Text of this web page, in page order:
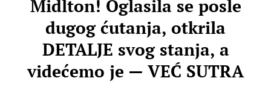
Midlton! Oglasila se posle
dugog ćutanja, otkrila
DETALJE svog stanja, a
videćemo je — VEĆ SUTRA